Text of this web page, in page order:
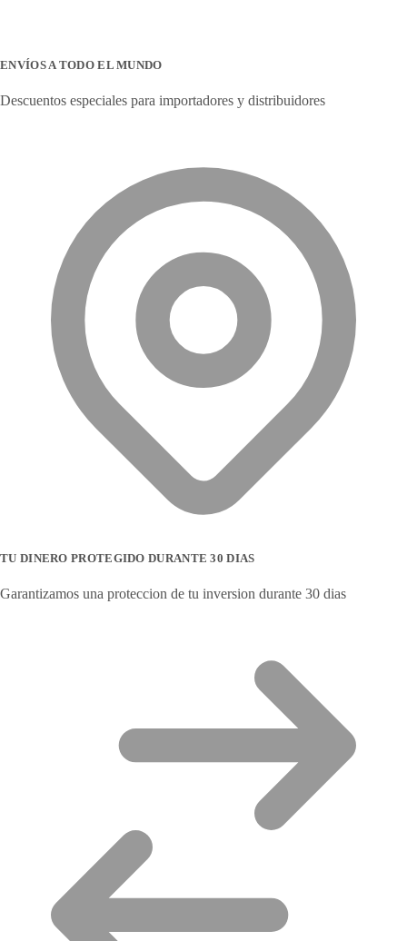
ENVÍOS A TODO EL MUNDO
Descuentos especiales para importadores y distribuidores
TU DINERO PROTEGIDO DURANTE 30 DIAS
Garantizamos una proteccion de tu inversion durante 30 dias